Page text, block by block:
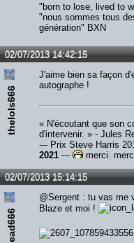
"born to lose, lived to
"nous sommes tous
génération" BXN
02/07/2013 14:42:15
thelols666
J'aime bien sa façon
autographe !
« N'écoutant que son
d'intervenir. » - Jules
--- Prix Steve Harris
2021 --- merci,
02/07/2013 15:14:15
ead666
@Sergent : tu vas me
Blaze et moi !